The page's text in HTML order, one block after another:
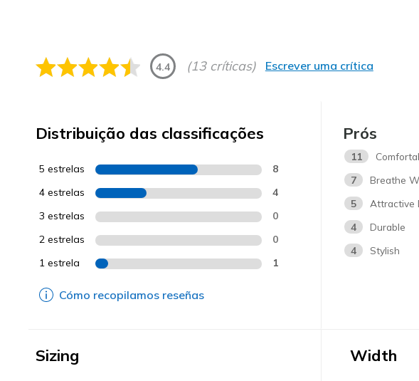
4.4 (13 críticas) Escrever uma crítica
Distribuição das classificações
5 estrelas 8
4 estrelas 4
3 estrelas 0
2 estrelas 0
1 estrela 1
Cómo recopilamos reseñas
Prós
11
7
Breathe
5
Attractive
4
Durable
4
Stylish
Sizing Width